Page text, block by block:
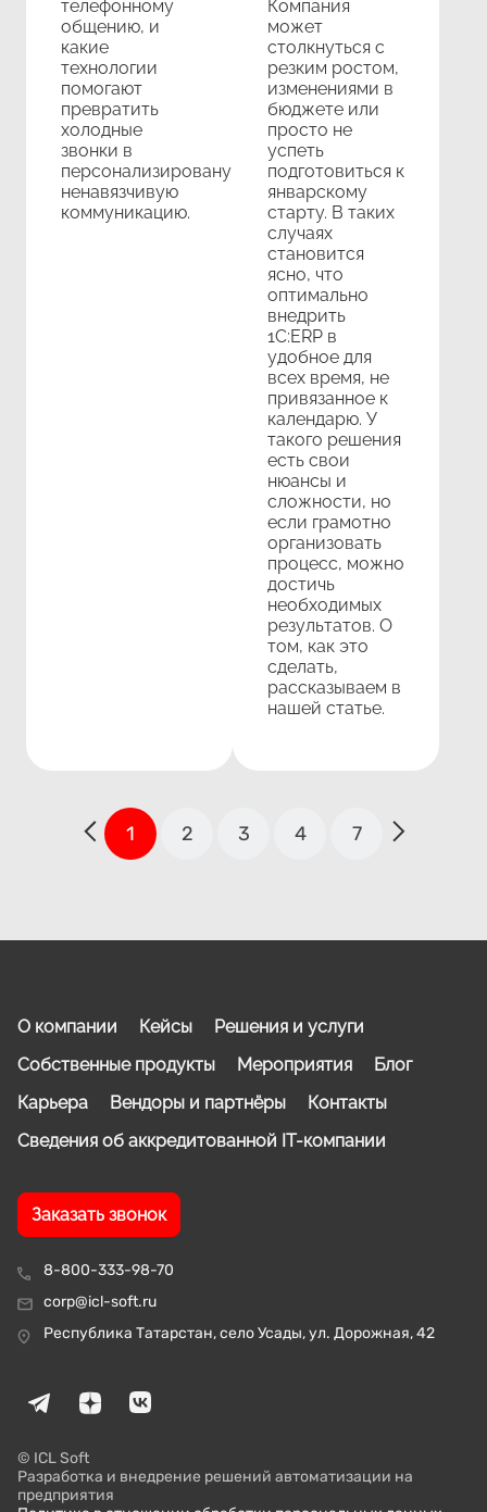
телефонному
общению, и
какие
технологии
помогают
превратить
холодные
звонки в
персонализированую,
ненавязчивую
коммуникацию.
Компания
может
столкнуться с
резким ростом,
изменениями в
бюджете или
просто не
успеть
подготовиться к
январскому
старту. В таких
случаях
становится
ясно, что
оптимально
внедрить
1С:ERP в
удобное для
всех время, не
привязанное к
календарю. У
такого решения
есть свои
нюансы и
сложности, но
если грамотно
организовать
процесс, можно
достичь
необходимых
результатов. О
том, как это
сделать,
рассказываем в
нашей статье.
1 2 3 4 7
8-800-333-98-70
corp@icl-soft.ru
Республика Татарстан, село Усады, ул. Дорожная, 42
О компании Кейсы
Решения и услуги
Собственные продукты
Мероприятия
Блог
Карьера
Вендоры и партнёры
Контакты
Сведения об аккредитованной IT-компании
Заказать звонок
© ICL Soft
Разработка и внедрение решений автоматизации на
предприятия